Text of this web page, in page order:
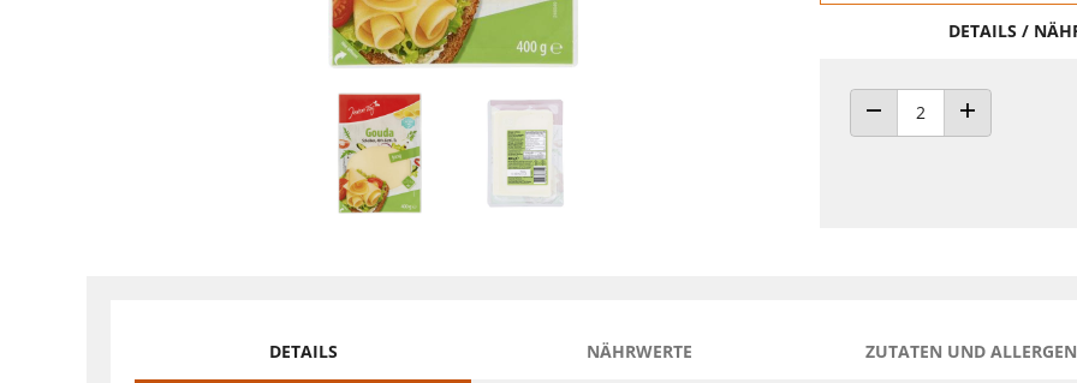
DETAILS /
ANZAHL VERRINGERN
ANZAHL
DETAILS NÄHRWERTE ZUTATEN UND